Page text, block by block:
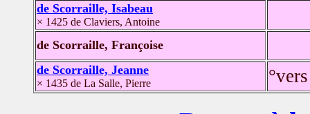
de Scorraille, Isabeau
× 1425 de Claviers, Antoine
de Scorraille, Françoise
de Scorraille, Jeanne
× 1435 de La Salle, Pierre